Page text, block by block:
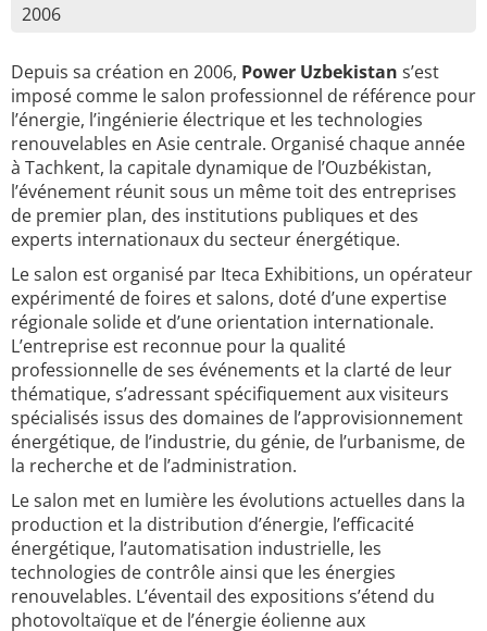
2006
Depuis sa création en 2006, Power Uzbekistan s’est
imposé comme le salon professionnel de référence pour
l’énergie, l’ingénierie électrique et les technologies
renouvelables en Asie centrale. Organisé chaque année
à Tachkent, la capitale dynamique de l’Ouzbékistan,
l’événement réunit sous un même toit des entreprises
de premier plan, des institutions publiques et des
experts internationaux du secteur énergétique.
Le salon est organisé par Iteca Exhibitions, un opérateur
expérimenté de foires et salons, doté d’une expertise
régionale solide et d’une orientation internationale.
L’entreprise est reconnue pour la qualité
professionnelle de ses événements et la clarté de leur
thématique, s’adressant spécifiquement aux visiteurs
spécialisés issus des domaines de l’approvisionnement
énergétique, de l’industrie, du génie, de l’urbanisme, de
la recherche et de l’administration.
Le salon met en lumière les évolutions actuelles dans la
production et la distribution d’énergie, l’efficacité
énergétique, l’automatisation industrielle, les
technologies de contrôle ainsi que les énergies
renouvelables. L’éventail des expositions s’étend du
photovoltaïque et de l’énergie éolienne aux